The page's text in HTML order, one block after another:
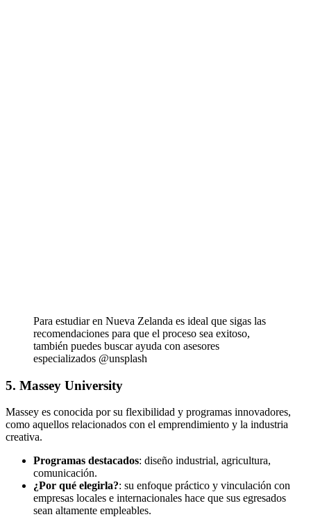
Para estudiar en Nueva Zelanda es ideal que sigas las
recomendaciones para que el proceso sea exitoso,
también puedes buscar ayuda con asesores
especializados @unsplash
5. Massey University
Massey es conocida por su flexibilidad y programas innovadores,
como aquellos relacionados con el emprendimiento y la industria
creativa.
Programas destacados: diseño industrial, agricultura,
comunicación.
¿Por qué elegirla?: su enfoque práctico y vinculación con
empresas locales e internacionales hace que sus egresados
sean altamente empleables.